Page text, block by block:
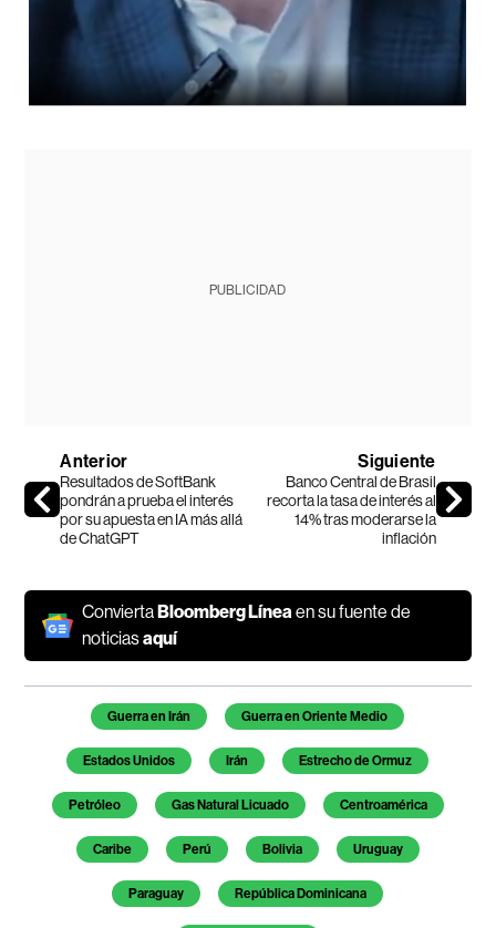
PUBLICIDAD
Anterior
Resultados de SoftBank
pondrán a prueba el interés
por su apuesta en IA más allá
de ChatGPT
Siguiente
Banco Central de Brasil
recorta la tasa de interés al
14% tras moderarse la
inflación
ConviertaBloomberg Líneaen su fuente de
noticiasaquí
Temas de este artículo
Guerra en Irán Guerra en Oriente Medio
Estados Unidos Irán Estrecho de Ormuz
Petróleo Gas Natural Licuado Centroamérica
Caribe Perú Bolivia Uruguay
Paraguay República Dominicana